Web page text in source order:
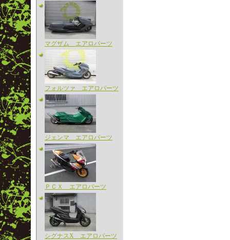
マグザム エアロパーツ
フォルツァ エアロパーツ
ジェンマ エアロパーツ
ＰＣＸ エアロパーツ
シグナスX エアロパーツ